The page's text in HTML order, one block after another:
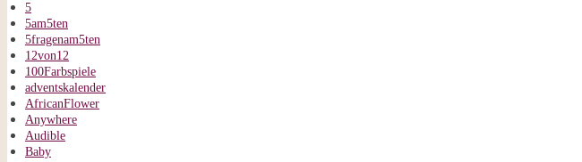
5
5am5ten
5fragenam5ten
12von12
100Farbspiele
adventskalender
AfricanFlower
Anywhere
Audible
Baby